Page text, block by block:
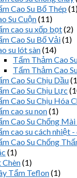
Cao Su Bố Thép
Su Cuộn(11)
cao su xốp bọt(2)
Cao Su Bố Vải(1)
su lót sàn(14)
Tấm Thảm Cao
Tấm Thảm Cao
Cao Su Chịu Dầu
Cao Su Chịu Lực
Cao Su Chịu Hóa
cao su non(1)
Cao Su Chống
cao su cách nhiệt -
Cao Su Chống
(1)
(1)
Tẩm Teflon(1)